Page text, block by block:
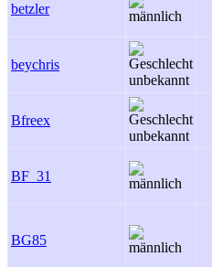
betzler
beychris
Bfreex
BF_31
BG85